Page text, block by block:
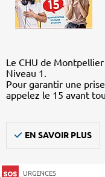
Le CHU de
Niveau 1.
Pour garantir une
appelez le 15 avant
EN SAVOIR PLUS
URGENCES